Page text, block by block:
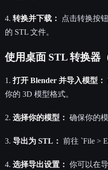
4. 转换并下载：
点击转换按
的 STL 文件。
使用桌面 STL 转换器
1.打开 Blender 并导入模型：
你的 3D 模型格式。
2. 选择你的模型： 确保你的
3. 导出为 STL： 前往 `File >
4. 选择导出设置： 你可以在